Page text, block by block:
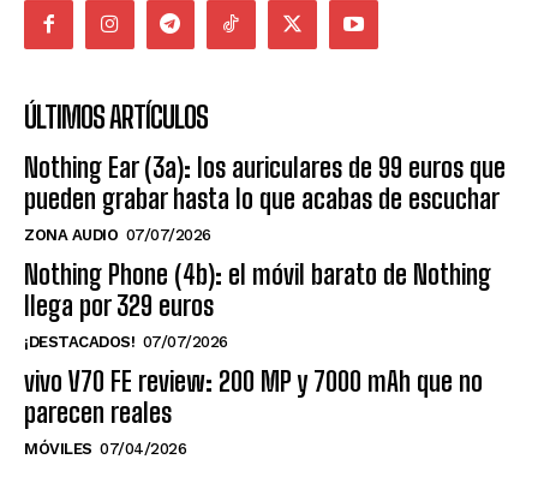
ÚLTIMOS ARTÍCULOS
Nothing Ear (3a): los auriculares de 99 euros que
pueden grabar hasta lo que acabas de escuchar
ZONA AUDIO 07/07/2026
Nothing Phone (4b): el móvil barato de Nothing
llega por 329 euros
¡DESTACADOS! 07/07/2026
vivo V70 FE review: 200 MP y 7000 mAh que no
parecen reales
MÓVILES 07/04/2026